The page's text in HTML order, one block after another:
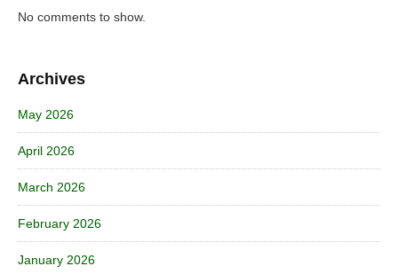
No comments to show.
Archives
May 2026
April 2026
March 2026
February 2026
January 2026